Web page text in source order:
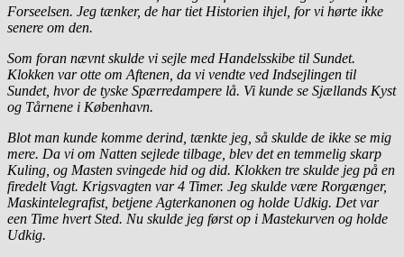
Forseelsen. Jeg tænker, de har tiet Historien ihjel, for vi hørte ikke
senere om den.
Som foran nævnt skulde vi sejle med Handelsskibe til Sundet.
Klokken var otte om Aftenen, da vi vendte ved Indsejlingen til
Sundet, hvor de tyske Spærredampere lå. Vi kunde se Sjællands Kyst
og Tårnene i København.
Blot man kunde komme derind, tænkte jeg, så skulde de ikke se mig
mere. Da vi om Natten sejlede tilbage, blev det en temmelig skarp
Kuling, og Masten svingede hid og did. Klokken tre skulde jeg på en
firedelt Vagt. Krigsvagten var 4 Timer. Jeg skulde være Rorgænger,
Maskintelegrafist, betjene Agterkanonen og holde Udkig. Det var
een Time hvert Sted. Nu skulde jeg først op i Mastekurven og holde
Udkig.